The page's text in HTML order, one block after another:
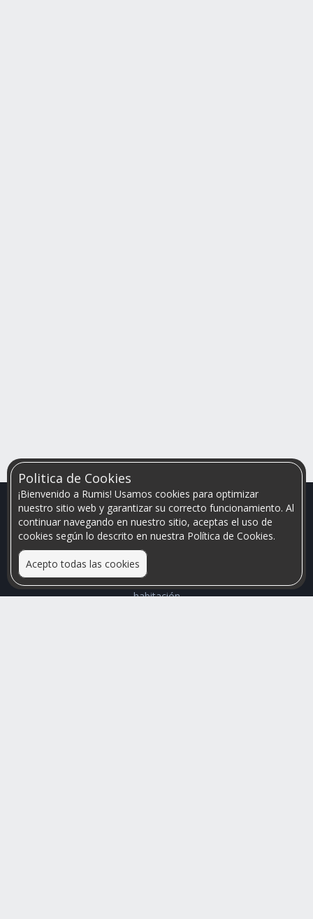
Politica de Cookies
¡Bienvenido a Rumis! Usamos cookies para optimizar
nuestro sitio web y garantizar su correcto funcionamiento. Al
continuar navegando en nuestro sitio, aceptas el uso de
cookies según lo descrito en nuestra Política de Cookies.
Acepto todas las cookies
Relacionamos personas que arriendan con las que buscan una
habitación